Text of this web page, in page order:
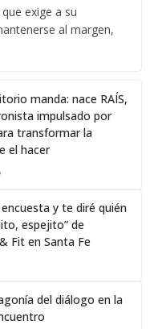
exige a su
al margen,
manda: nace RAÍS,
impulsado por
transformar la
el hacer
y te diré quién
espejito” de
Fit en Santa Fe
del diálogo en la